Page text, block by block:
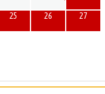
25 26 27